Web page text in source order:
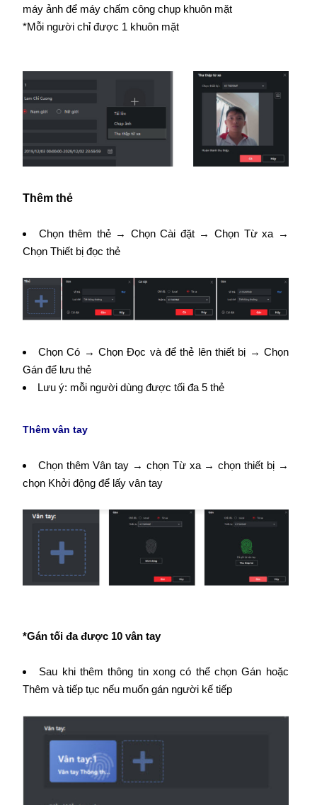
máy ảnh để máy chấm công chụp khuôn mặt
*Mỗi người chỉ được 1 khuôn mặt
Thêm thẻ
Chọn thêm thẻ → Chọn Cài đặt → Chọn Từ xa →
Chọn Thiết bị đọc thẻ
Chọn Có → Chọn Đọc và để thẻ lên thiết bị → Chọn
Gán để lưu thẻ
Lưu ý: mỗi người dùng được tối đa 5 thẻ
Thêm vân tay
Chọn thêm Vân tay → chọn Từ xa → chọn thiết bị →
chọn Khởi động để lấy vân tay
*Gán tối đa được 10 vân tay
Sau khi thêm thông tin xong có thể chọn Gán hoặc
Thêm và tiếp tục nếu muốn gán người kế tiếp